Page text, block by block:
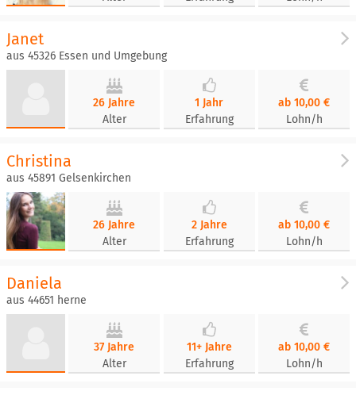
Janet
aus 45326 Essen und Umgebung
26 Jahre
Alter
1 Jahr
Erfahrung
ab 10,00 €
Lohn/h
Christina
aus 45891 Gelsenkirchen
26 Jahre
Alter
2 Jahre
Erfahrung
ab 10,00 €
Lohn/h
Daniela
aus 44651 herne
37 Jahre
Alter
11+ Jahre
Erfahrung
ab 10,00 €
Lohn/h